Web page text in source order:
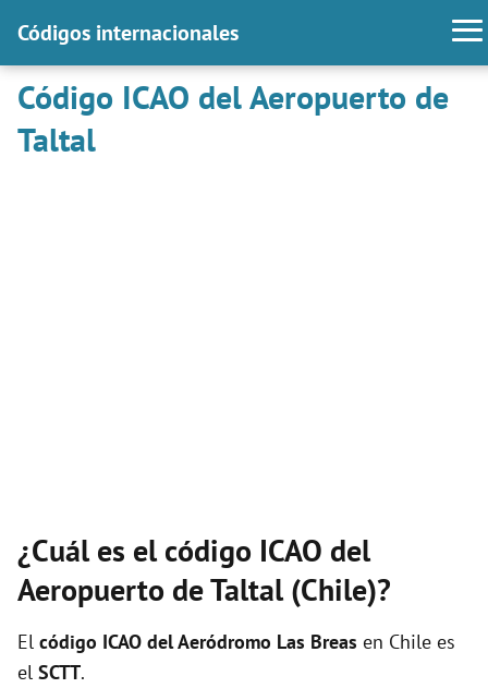
Códigos internacionales
Código ICAO del Aeropuerto de
Taltal
¿Cuál es el código ICAO del
Aeropuerto de Taltal (Chile)?
El código ICAO delAeródromo Las Breas en Chile es
el SCTT.